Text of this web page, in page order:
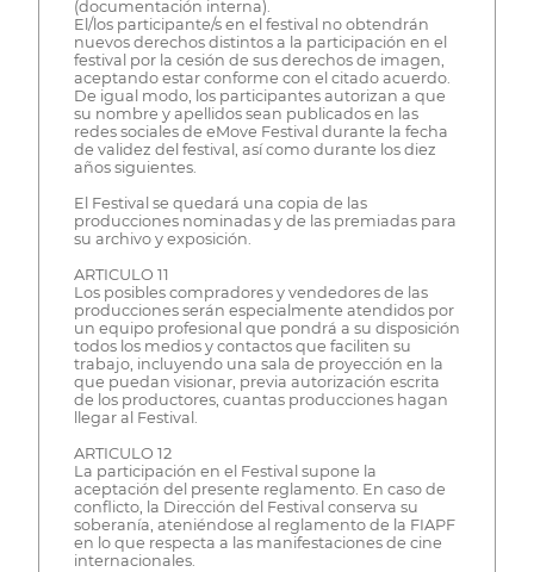
(documentación interna).
El/los participante/s en el festival no obtendrán
nuevos derechos distintos a la participación en el
festival por la cesión de sus derechos de imagen,
aceptando estar conforme con el citado acuerdo.
De igual modo, los participantes autorizan a que
su nombre y apellidos sean publicados en las
redes sociales de eMove Festival durante la fecha
de validez del festival, así como durante los diez
años siguientes.
El Festival se quedará una copia de las
producciones nominadas y de las premiadas para
su archivo y exposición.
ARTICULO 11
Los posibles compradores y vendedores de las
producciones serán especialmente atendidos por
un equipo profesional que pondrá a su disposición
todos los medios y contactos que faciliten su
trabajo, incluyendo una sala de proyección en la
que puedan visionar, previa autorización escrita
de los productores, cuantas producciones hagan
llegar al Festival.
ARTICULO 12
La participación en el Festival supone la
aceptación del presente reglamento. En caso de
conflicto, la Dirección del Festival conserva su
soberanía, ateniéndose al reglamento de la FIAPF
en lo que respecta a las manifestaciones de cine
internacionales.